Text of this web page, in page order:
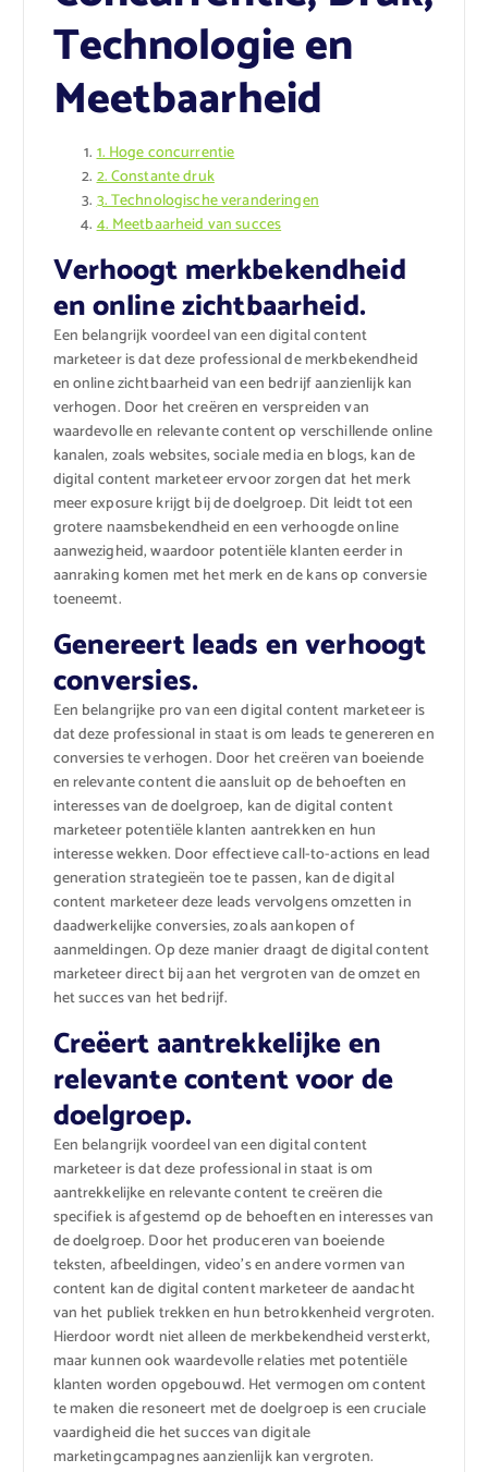
Technologie en
Meetbaarheid
1. Hoge concurrentie
2. Constante druk
3. Technologische veranderingen
4. Meetbaarheid van succes
Verhoogt merkbekendheid
en online zichtbaarheid.
Een belangrijk voordeel van een digital content
marketeer is dat deze professional de merkbekendheid
en online zichtbaarheid van een bedrijf aanzienlijk kan
verhogen. Door het creëren en verspreiden van
waardevolle en relevante content op verschillende online
kanalen, zoals websites, sociale media en blogs, kan de
digital content marketeer ervoor zorgen dat het merk
meer exposure krijgt bij de doelgroep. Dit leidt tot een
grotere naamsbekendheid en een verhoogde online
aanwezigheid, waardoor potentiële klanten eerder in
aanraking komen met het merk en de kans op conversie
toeneemt.
Genereert leads en verhoogt
conversies.
Een belangrijke pro van een digital content marketeer is
dat deze professional in staat is om leads te genereren en
conversies te verhogen. Door het creëren van boeiende
en relevante content die aansluit op de behoeften en
interesses van de doelgroep, kan de digital content
marketeer potentiële klanten aantrekken en hun
interesse wekken. Door effectieve call-to-actions en lead
generation strategieën toe te passen, kan de digital
content marketeer deze leads vervolgens omzetten in
daadwerkelijke conversies, zoals aankopen of
aanmeldingen. Op deze manier draagt de digital content
marketeer direct bij aan het vergroten van de omzet en
het succes van het bedrijf.
Creëert aantrekkelijke en
relevante content voor de
doelgroep.
Een belangrijk voordeel van een digital content
marketeer is dat deze professional in staat is om
aantrekkelijke en relevante content te creëren die
specifiek is afgestemd op de behoeften en interesses van
de doelgroep. Door het produceren van boeiende
teksten, afbeeldingen, video’s en andere vormen van
content kan de digital content marketeer de aandacht
van het publiek trekken en hun betrokkenheid vergroten.
Hierdoor wordt niet alleen de merkbekendheid versterkt,
maar kunnen ook waardevolle relaties met potentiële
klanten worden opgebouwd. Het vermogen om content
te maken die resoneert met de doelgroep is een cruciale
vaardigheid die het succes van digitale
marketingcampagnes aanzienlijk kan vergroten.